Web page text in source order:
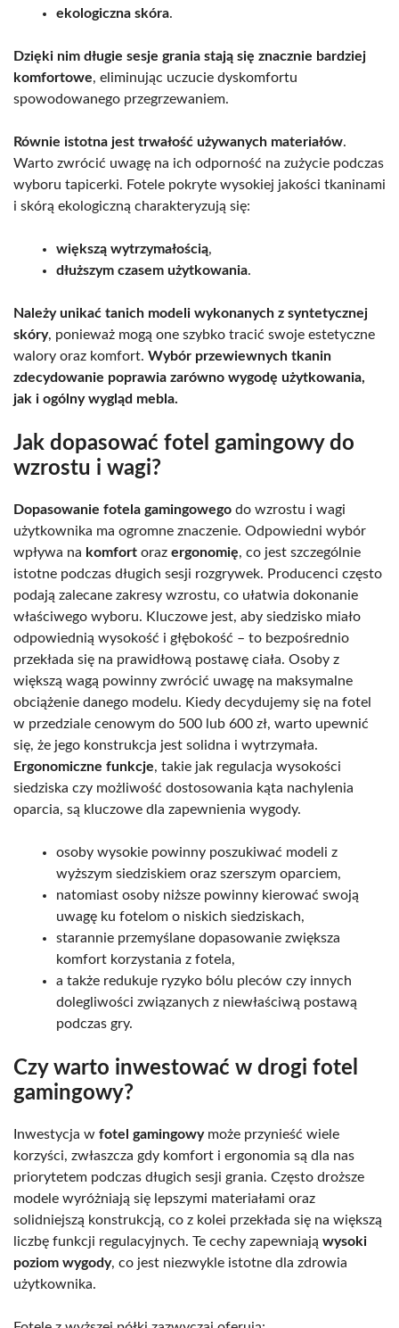
ekologiczna skóra.
Dzięki nim długie sesje grania stają się znacznie bardziej
komfortowe, eliminując uczucie dyskomfortu
spowodowanego przegrzewaniem.
Równie istotna jest trwałość używanych materiałów.
Warto zwrócić uwagę na ich odporność na zużycie podczas
wyboru tapicerki. Fotele pokryte wysokiej jakości tkaninami
i skórą ekologiczną charakteryzują się:
większą wytrzymałością,
dłuższym czasem użytkowania.
Należy unikać tanich modeli wykonanych z syntetycznej
skóry, ponieważ mogą one szybko tracić swoje estetyczne
walory oraz komfort. Wybór przewiewnych tkanin
zdecydowanie poprawia zarówno wygodę użytkowania,
jak i ogólny wygląd mebla.
Jak dopasować fotel gamingowy do
wzrostu i wagi?
Dopasowanie fotela gamingowego do wzrostu i wagi
użytkownika ma ogromne znaczenie. Odpowiedni wybór
wpływa na komfort oraz ergonomię, co jest szczególnie
istotne podczas długich sesji rozgrywek. Producenci często
podają zalecane zakresy wzrostu, co ułatwia dokonanie
właściwego wyboru. Kluczowe jest, aby siedzisko miało
odpowiednią wysokość i głębokość – to bezpośrednio
przekłada się na prawidłową postawę ciała. Osoby z
większą wagą powinny zwrócić uwagę na maksymalne
obciążenie danego modelu. Kiedy decydujemy się na fotel
w przedziale cenowym do 500 lub 600 zł, warto upewnić
się, że jego konstrukcja jest solidna i wytrzymała.
Ergonomiczne funkcje, takie jak regulacja wysokości
siedziska czy możliwość dostosowania kąta nachylenia
oparcia, są kluczowe dla zapewnienia wygody.
osoby wysokie powinny poszukiwać modeli z
wyższym siedziskiem oraz szerszym oparciem,
natomiast osoby niższe powinny kierować swoją
uwagę ku fotelom o niskich siedziskach,
starannie przemyślane dopasowanie zwiększa
komfort korzystania z fotela,
a także redukuje ryzyko bólu pleców czy innych
dolegliwości związanych z niewłaściwą postawą
podczas gry.
Czy warto inwestować w drogi fotel
gamingowy?
Inwestycja w fotel gamingowymoże przynieść wiele
korzyści, zwłaszcza gdy komfort i ergonomia są dla nas
priorytetem podczas długich sesji grania. Często droższe
modele wyróżniają się lepszymi materiałami oraz
solidniejszą konstrukcją, co z kolei przekłada się na większą
liczbę funkcji regulacyjnych. Te cechy zapewniają wysoki
poziom wygody, co jest niezwykle istotne dla zdrowia
użytkownika.